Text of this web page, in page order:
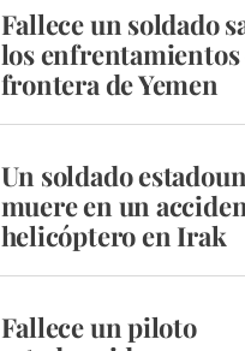
Fallece un soldado
los enfrentamientos
frontera de Yemen
Un soldado
muere en un
helicóptero en Irak
Fallece un piloto